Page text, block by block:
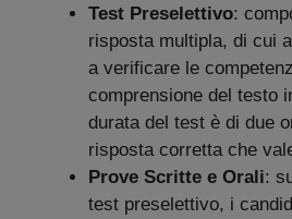
Test Preselettivo:
risposta multipla, di cui
a verificare le
comprensione del testo
durata del test è di due
risposta corretta che
Prove Scritte e Orali:
test preselettivo, i